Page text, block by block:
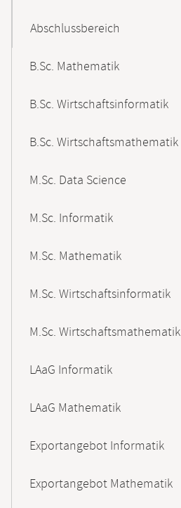
Abschlussbereich
B.Sc. Mathematik
B.Sc. Wirtschaftsinformatik
B.Sc. Wirtschaftsmathematik
M.Sc. Data Science
M.Sc. Informatik
M.Sc. Mathematik
M.Sc. Wirtschaftsinformatik
M.Sc. Wirtschaftsmathematik
LAaG Informatik
LAaG Mathematik
Exportangebot Informatik
Exportangebot Mathematik